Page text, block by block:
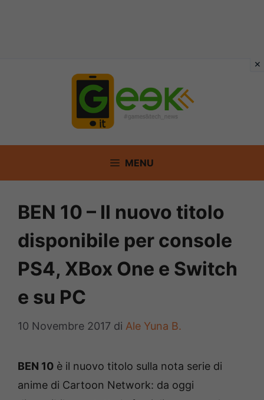
MENU
BEN 10 – Il nuovo titolo
disponibile per console
PS4, XBox One e Switch
e su PC
10 Novembre 2017 di Ale Yuna B.
BEN 10 è il nuovo titolo sulla nota serie di
anime di Cartoon Network: da oggi